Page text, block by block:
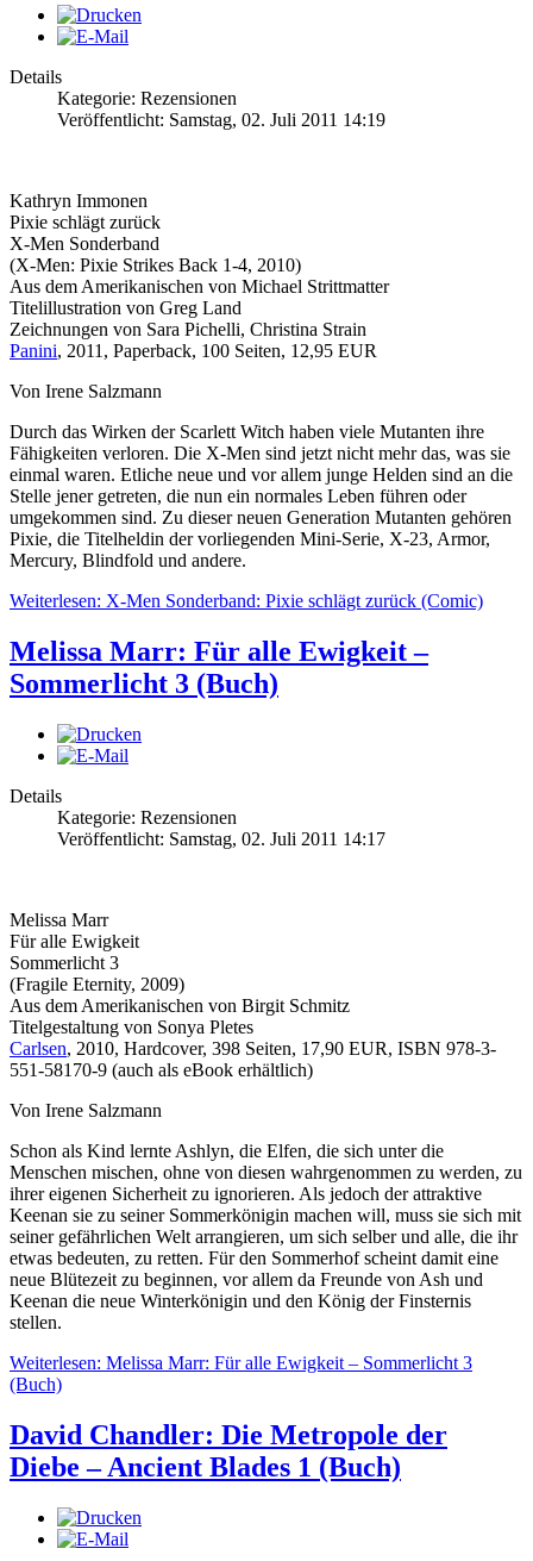
Details
Kategorie: Rezensionen
Veröffentlicht: Samstag, 02. Juli 2011 14:19
Kathryn Immonen
Pixie schlägt zurück
X-Men Sonderband
(X-Men: Pixie Strikes Back 1-4, 2010)
Aus dem Amerikanischen von Michael Strittmatter
Titelillustration von Greg Land
Zeichnungen von Sara Pichelli, Christina Strain
Panini, 2011, Paperback, 100 Seiten, 12,95 EUR
Von Irene Salzmann
Durch das Wirken der Scarlett Witch haben viele Mutanten ihre
Fähigkeiten verloren. Die X-Men sind jetzt nicht mehr das, was sie
einmal waren. Etliche neue und vor allem junge Helden sind an die
Stelle jener getreten, die nun ein normales Leben führen oder
umgekommen sind. Zu dieser neuen Generation Mutanten gehören
Pixie, die Titelheldin der vorliegenden Mini-Serie, X-23, Armor,
Mercury, Blindfold und andere.
Weiterlesen: X-Men Sonderband: Pixie schlägt zurück (Comic)
Melissa Marr: Für alle Ewigkeit –
Sommerlicht 3 (Buch)
Details
Kategorie: Rezensionen
Veröffentlicht: Samstag, 02. Juli 2011 14:17
Melissa Marr
Für alle Ewigkeit
Sommerlicht 3
(Fragile Eternity, 2009)
Aus dem Amerikanischen von Birgit Schmitz
Titelgestaltung von Sonya Pletes
Carlsen, 2010, Hardcover, 398 Seiten, 17,90 EUR, ISBN 978-3-
551-58170-9 (auch als eBook erhältlich)
Von Irene Salzmann
Schon als Kind lernte Ashlyn, die Elfen, die sich unter die
Menschen mischen, ohne von diesen wahrgenommen zu werden, zu
ihrer eigenen Sicherheit zu ignorieren. Als jedoch der attraktive
Keenan sie zu seiner Sommerkönigin machen will, muss sie sich mit
seiner gefährlichen Welt arrangieren, um sich selber und alle, die ihr
etwas bedeuten, zu retten. Für den Sommerhof scheint damit eine
neue Blütezeit zu beginnen, vor allem da Freunde von Ash und
Keenan die neue Winterkönigin und den König der Finsternis
stellen.
Weiterlesen: Melissa Marr: Für alle Ewigkeit – Sommerlicht 3
(Buch)
David Chandler: Die Metropole der
Diebe – Ancient Blades 1 (Buch)